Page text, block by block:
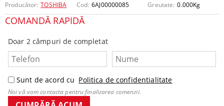
Producător: TOSHIBA Cod: 6AJ00000085 Greutate: 0.000Kg
COMANDĂ RAPIDĂ
Doar 2 câmpuri de completat
Sunt de acord cu Politica de confidentialitate
Noi vă vom contacta pentru finalizarea comenzii.